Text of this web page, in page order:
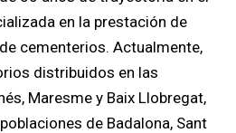
en la prestación de
cementerios. Actualmente,
distribuidos en las
Maresme y Baix Llobregat,
de Badalona, ​​Sant